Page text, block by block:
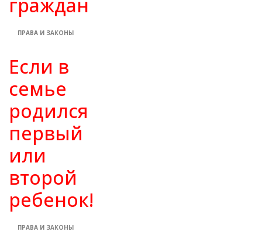
ПРАВА И ЗАКОНЫ
Если в
семье
родился
первый
или
второй
ребенок!
ПРАВА И ЗАКОНЫ